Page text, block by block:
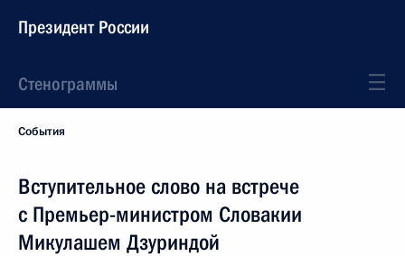
Президент России
Стенограммы
События
Вступительное слово на встрече
с Премьер-министром Словакии
Микулашем Дзуриндой